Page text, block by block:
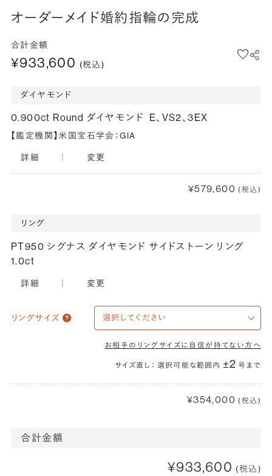
オーダーメイド婚約指輪の完成
合計金額
¥933,600 (税込)
ダイヤモンド
0.900ct Round ダイヤモンド E、VS2、3EX
【鑑定機関】米国宝石学会：GIA
詳細 変更
¥579,600 (税込)
リング
PT950 シグナス ダイヤモンド サイドストーン リング
1.0ct
詳細 変更
リングサイズ
お相手のリングサイズに自信が持てない方へ
サイズ直し： 選択可能な範囲内 ±2 号まで
¥354,000 (税込)
合計金額
¥933,600 (税込)